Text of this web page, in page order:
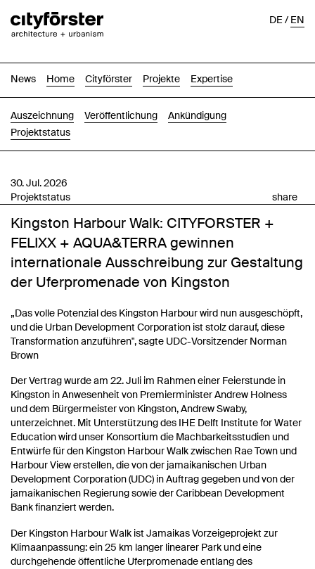
News Home Cityförster Projekte Expertise
DE/EN
Auszeichnung Veröffentlichung
Ankündigung
Projektstatus
30. Jul. 2026
Projektstatus
share
Kingston Harbour Walk: CITYFORSTER +
FELIXX + AQUA&TERRA gewinnen
internationale Ausschreibung zur Gestaltung
der Uferpromenade von Kingston
„Das volle Potenzial des Kingston Harbour wird nun ausgeschöpft,
und die Urban Development Corporation ist stolz darauf, diese
Transformation anzuführen", sagte UDC-Vorsitzender Norman
Brown
Der Vertrag wurde am 22. Juli im Rahmen einer Feierstunde in
Kingston in Anwesenheit von Premierminister Andrew Holness
und dem Bürgermeister von Kingston, Andrew Swaby,
unterzeichnet. Mit Unterstützung des IHE Delft Institute for Water
Education wird unser Konsortium die Machbarkeitsstudien und
Entwürfe für den Kingston Harbour Walk zwischen Rae Town und
Harbour View erstellen, die von der jamaikanischen Urban
Development Corporation (UDC) in Auftrag gegeben und von der
jamaikanischen Regierung sowie der Caribbean Development
Bank finanziert werden.
Der Kingston Harbour Walk ist Jamaikas Vorzeigeprojekt zur
Klimaanpassung: ein 25 km langer linearer Park und eine
durchgehende öffentliche Uferpromenade entlang des